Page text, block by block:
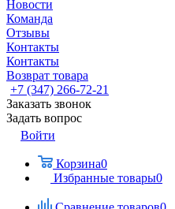
Новости
Команда
Отзывы
Контакты
Контакты
Возврат товара
+7 (347) 266-72-21
Заказать звонок
Задать вопрос
Войти
Корзина0
Избранные товары0